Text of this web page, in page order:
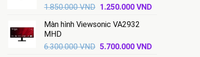
1.850.000VND Giá
là:
1.250.000 VNDGiá
1.250.000 VND.
Màn hình Viewsonic VA2932
MHD
6.300.000VND Giá
5.700.000 VNDGiá